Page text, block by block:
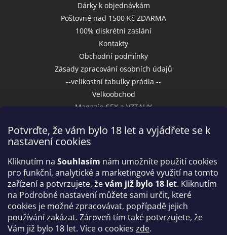
Potvrďte, že vám bylo 18 let a vyjádřete se k
nastavení cookies
Kliknutím na Souhlasím nám umožníte použití cookies
pro funkční, analytické a marketingové využití na tomto
zařízení a potvrzujete, ževám již bylo 18 let. Kliknutím
na Podrobné nastavení můžete sami určit, které
cookies je možné zpracovávat, popřípadě jejich
používání zakázat. Zároveň tím také potvrzujete, že
Vám již bylo 18 let. Více o cookies zde.
Dárky k objednávkám
Poštovné nad 1500 Kč ZDARMA
100% diskrétní zaslání
Kontakty
Obchodní podmínky
Zásady zpracování osobních údajů
--velikostní tabulky prádla --
Velkoobchod
Magazín SEX a VZTAHY
Přijímáme online platby